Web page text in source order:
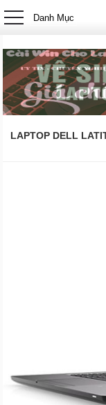
Danh Mục
LAPTOP DELL